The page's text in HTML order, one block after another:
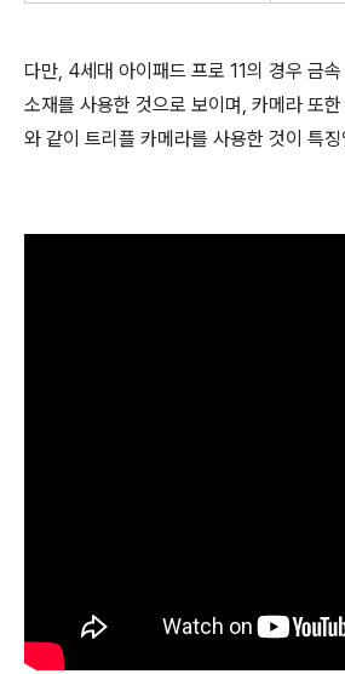
다만, 4세대 아이패드 프로 11의 경우 금
소재를 사용한 것으로 보이며, 카메라 또
와 같이 트리플 카메라를 사용한 것이 특